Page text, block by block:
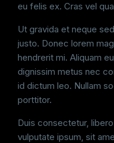
eu felis ex. Cras vel
Ut gravida et neque
justo. Donec lorem
hendrerit mi. Aliquam
dignissim metus nec
id dictum leo. Nullam
porttitor.
Duis consectetur,
vulputate ipsum, sit